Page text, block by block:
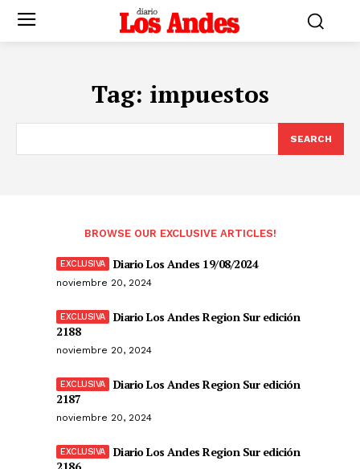
Tag: impuestos
SEARCH
BROWSE OUR EXCLUSIVE ARTICLES!
Diario Los Andes 19/08/2024
noviembre 20, 2024
Diario Los Andes Region Sur edición
2188
noviembre 20, 2024
Diario Los Andes Region Sur edición
2187
noviembre 20, 2024
Diario Los Andes Region Sur edición